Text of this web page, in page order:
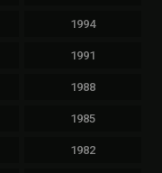
1994
1991
1988
1985
1982